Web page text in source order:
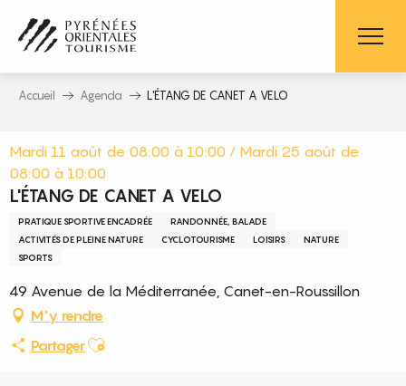
contenu
principal
Accueil Agenda L'ÉTANG DE CANET A VELO
Mardi 11 août de 08:00 à 10:00 / Mardi 25 août de
08:00 à 10:00
L'ÉTANG DE CANET A VELO
PRATIQUE SPORTIVE ENCADRÉE
RANDONNÉE, BALADE
ACTIVITÉS DE PLEINE NATURE
CYCLOTOURISME LOISIRS
NATURE
SPORTS
49 Avenue de la Méditerranée, Canet-en-Roussillon
M'y rendre
PartagerAjouter aux favoris